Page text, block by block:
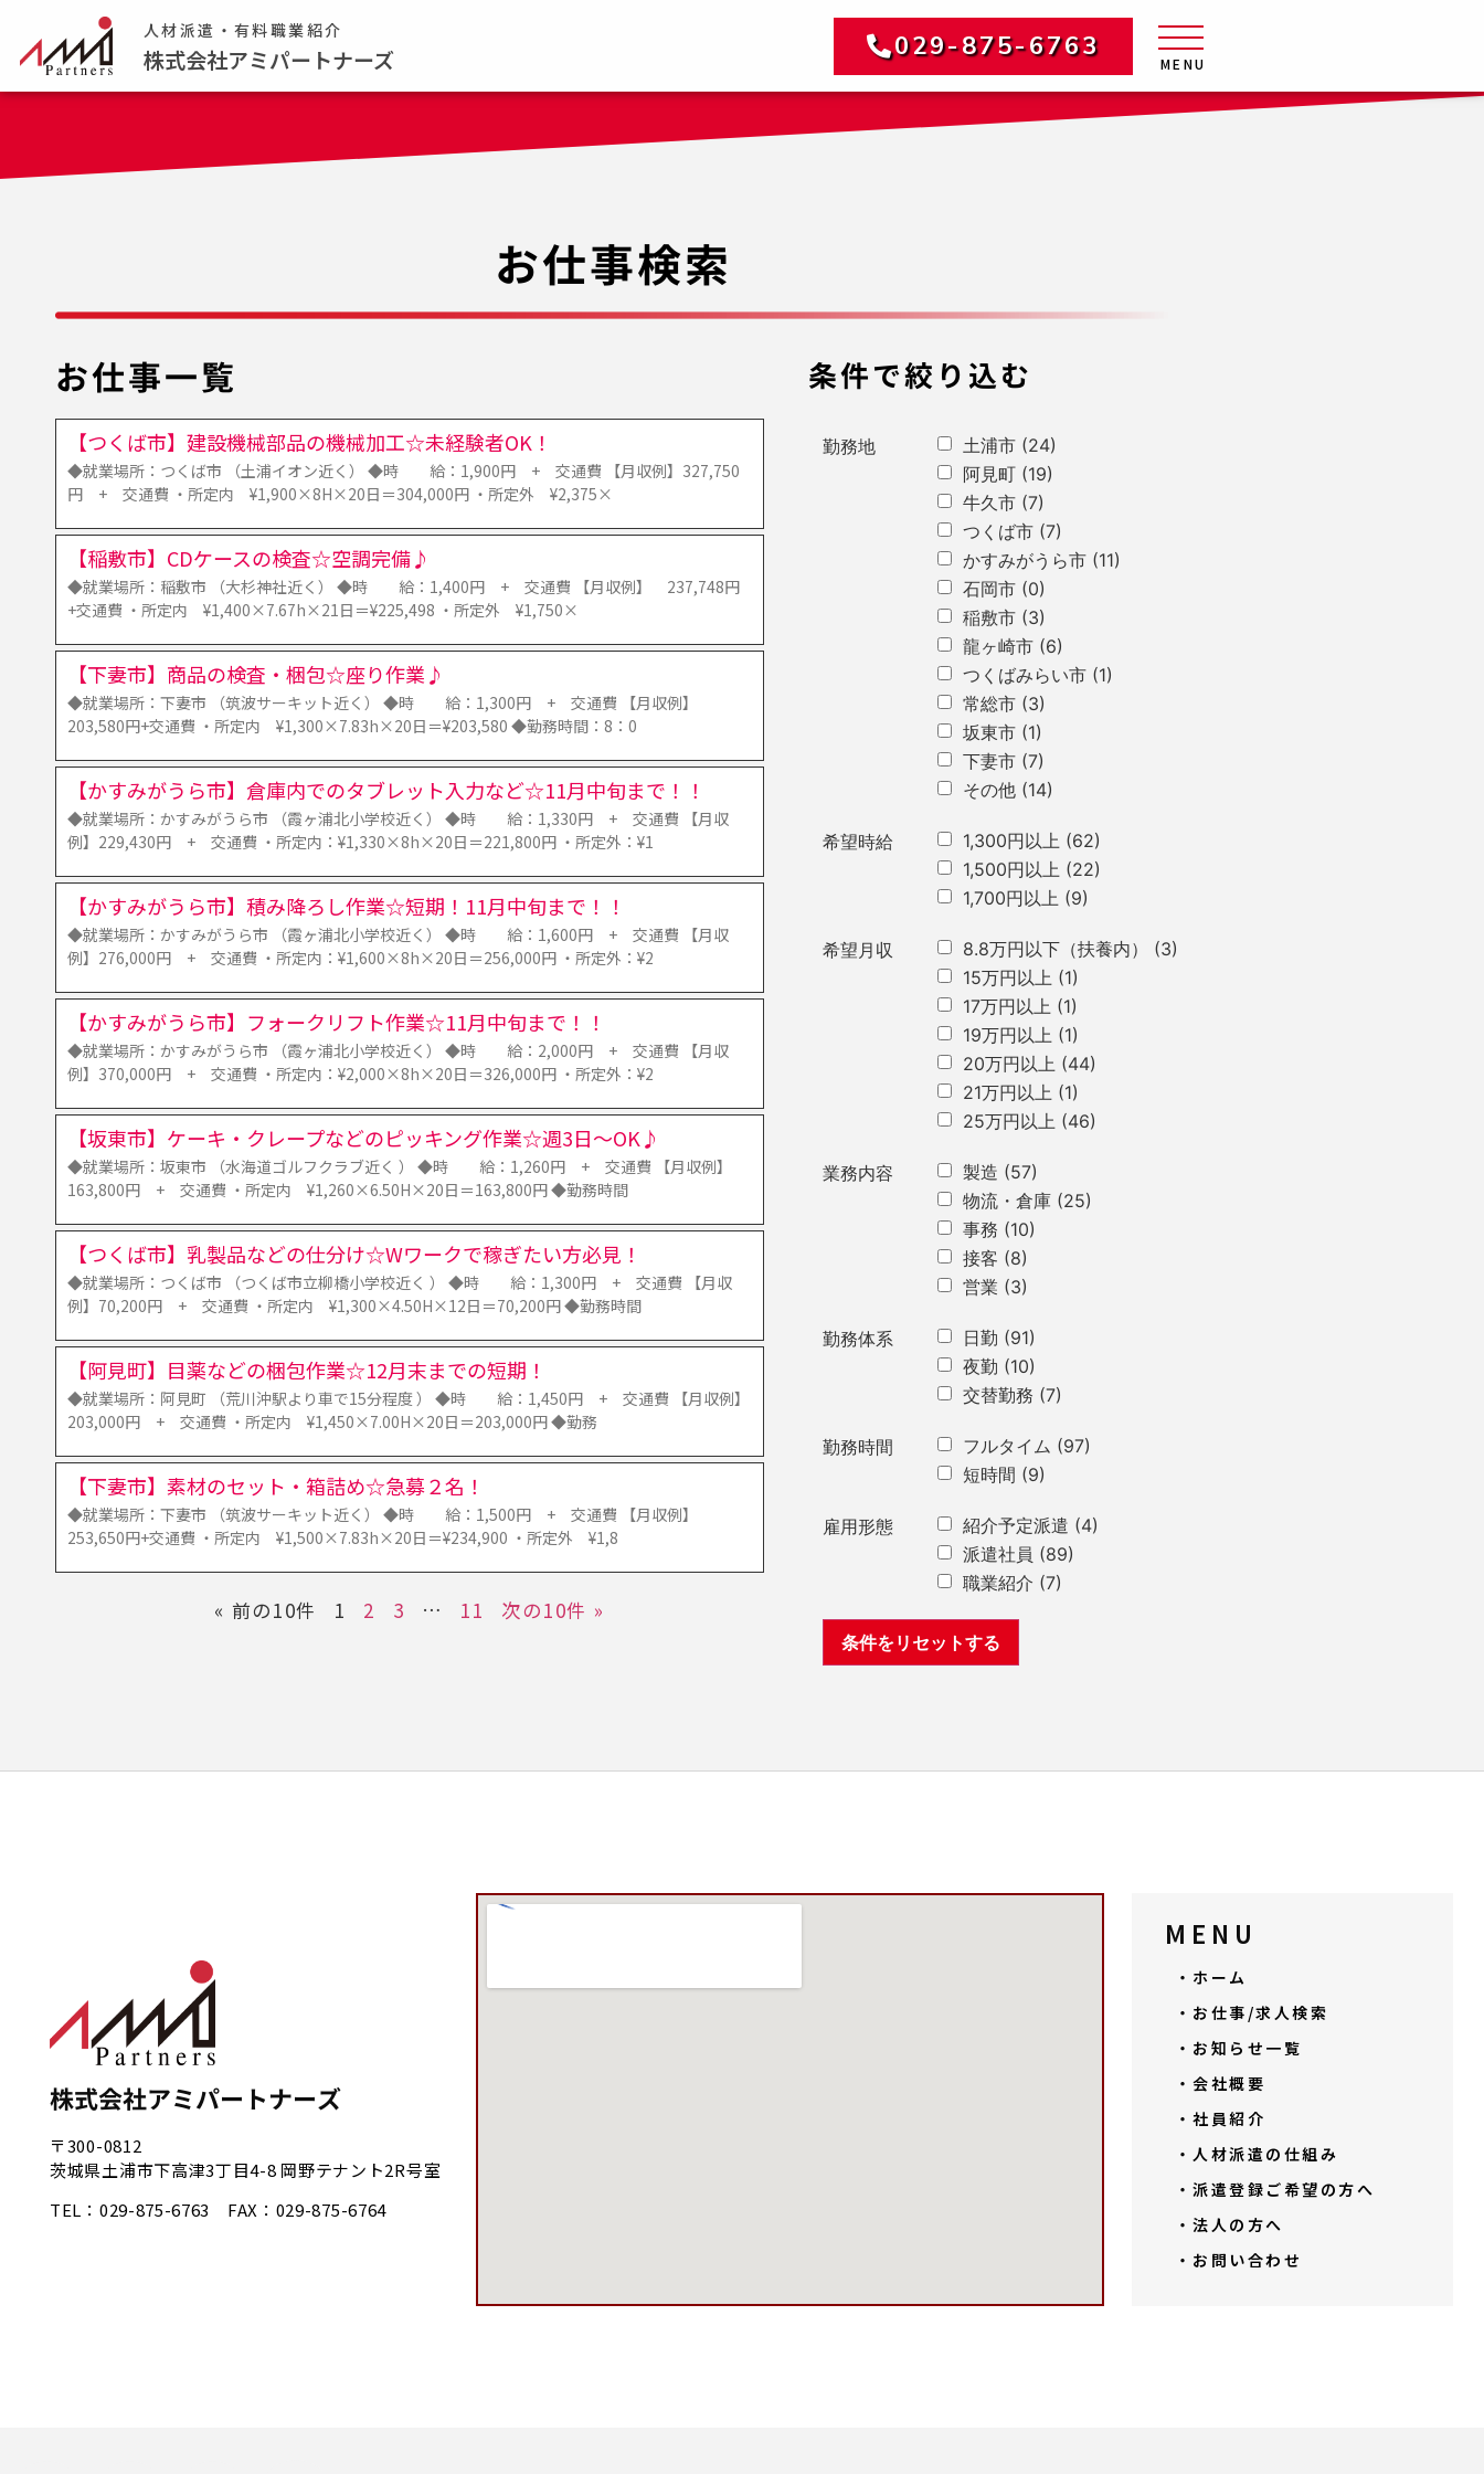
人材派遣・有料職業紹介
株式会社アミパートナーズ 029-875-6763
MENU
お仕事検索
お仕事一覧
【つくば市】建設機械部品の機械加工☆未経験者OK！
◆就業場所：つくば市 （土浦イオン近く） ◆時 給：1,900円 + 交通費 【月収例】327,750
円 + 交通費 ・所定内 ¥1,900×8H×20日＝304,000円 ・所定外 ¥2,375×
【稲敷市】CDケースの検査☆空調完備♪
◆就業場所：稲敷市 （大杉神社近く） ◆時 給：1,400円 + 交通費 【月収例】 237,748円
+交通費 ・所定内 ¥1,400×7.67h×21日＝¥225,498 ・所定外 ¥1,750×
【下妻市】商品の検査・梱包☆座り作業♪
◆就業場所：下妻市 （筑波サーキット近く） ◆時 給：1,300円 + 交通費 【月収例】
203,580円+交通費 ・所定内 ¥1,300×7.83h×20日＝¥203,580 ◆勤務時間：8：0
【かすみがうら市】倉庫内でのタブレット入力など☆11月中旬まで！！
◆就業場所：かすみがうら市 （霞ヶ浦北小学校近く） ◆時 給：1,330円 + 交通費 【月収
例】229,430円 + 交通費 ・所定内：¥1,330×8h×20日＝221,800円 ・所定外：¥1
【かすみがうら市】積み降ろし作業☆短期！11月中旬まで！！
◆就業場所：かすみがうら市 （霞ヶ浦北小学校近く） ◆時 給：1,600円 + 交通費 【月収
例】276,000円 + 交通費 ・所定内：¥1,600×8h×20日＝256,000円 ・所定外：¥2
【かすみがうら市】フォークリフト作業☆11月中旬まで！！
◆就業場所：かすみがうら市 （霞ヶ浦北小学校近く） ◆時 給：2,000円 + 交通費 【月収
例】370,000円 + 交通費 ・所定内：¥2,000×8h×20日＝326,000円 ・所定外：¥2
【坂東市】ケーキ・クレープなどのピッキング作業☆週3日～OK♪
◆就業場所：坂東市 （水海道ゴルフクラブ近く ） ◆時 給：1,260円 + 交通費 【月収例】
163,800円 + 交通費 ・所定内 ¥1,260×6.50H×20日＝163,800円 ◆勤務時間
【つくば市】乳製品などの仕分け☆Wワークで稼ぎたい方必見！
◆就業場所：つくば市 （つくば市立柳橋小学校近く ） ◆時 給：1,300円 + 交通費 【月収
例】70,200円 + 交通費 ・所定内 ¥1,300×4.50H×12日＝70,200円 ◆勤務時間
【阿見町】目薬などの梱包作業☆12月末までの短期！
◆就業場所：阿見町 （荒川沖駅より車で15分程度 ） ◆時 給：1,450円 + 交通費 【月収例】
203,000円 + 交通費 ・所定内 ¥1,450×7.00H×20日＝203,000円 ◆勤務
【下妻市】素材のセット・箱詰め☆急募２名！
◆就業場所：下妻市 （筑波サーキット近く） ◆時 給：1,500円 + 交通費 【月収例】
253,650円+交通費 ・所定内 ¥1,500×7.83h×20日＝¥234,900 ・所定外 ¥1,8
« 前の10件 1 2 3 … 11 次の10件 »
条件で絞り込む
勤務地 土浦市 (24)
阿見町 (19)
牛久市 (7)
つくば市 (7)
かすみがうら市 (11)
石岡市 (0)
稲敷市 (3)
龍ヶ崎市 (6)
つくばみらい市 (1)
常総市 (3)
坂東市 (1)
下妻市 (7)
その他 (14)
希望時給 1,300円以上 (62)
1,500円以上 (22)
1,700円以上 (9)
希望月収 8.8万円以下（扶養内）
(3)
15万円以上 (1)
17万円以上 (1)
19万円以上 (1)
20万円以上 (44)
21万円以上 (1)
25万円以上 (46)
業務内容 製造 (57)
物流・倉庫 (25)
事務 (10)
接客 (8)
営業 (3)
勤務体系 日勤 (91)
夜勤 (10)
交替勤務 (7)
勤務時間 フルタイム (97)
短時間 (9)
雇用形態 紹介予定派遣 (4)
派遣社員 (89)
職業紹介 (7)
株式会社アミパートナーズ
〒300-0812
茨城県土浦市下高津3丁目4-8 岡野テナント2R号室
TEL：029-875-6763 FAX：029-875-6764
MENU
・ホーム
・お仕事/求人検索
・お知らせ一覧
・会社概要
・社員紹介
・人材派遣の仕組み
・派遣登録ご希望の方へ
・法人の方へ
・お問い合わせ